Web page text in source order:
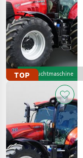
TOPGebrauchtmaschine